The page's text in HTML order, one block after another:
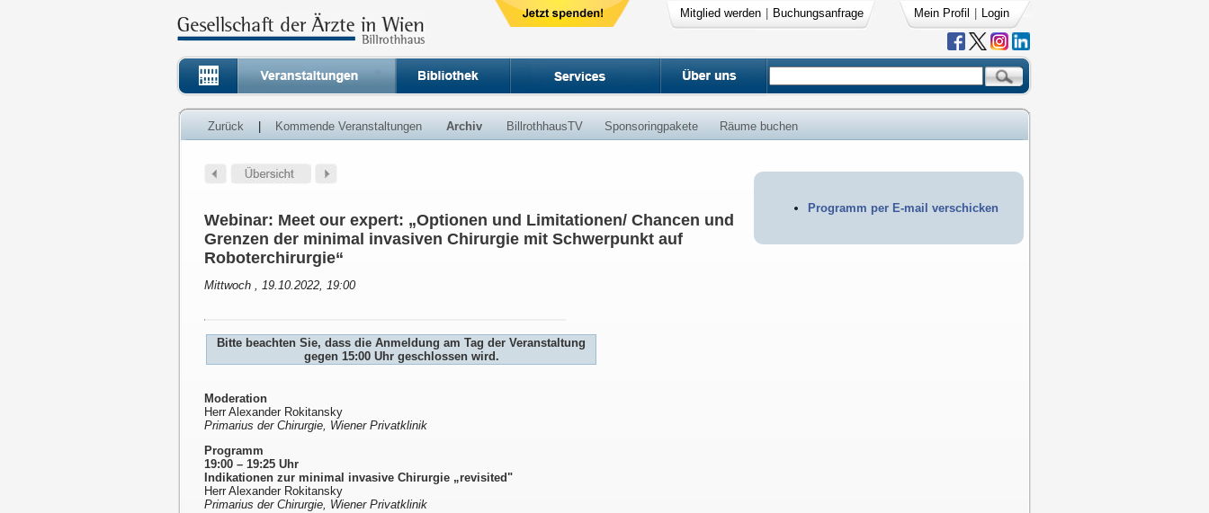
Mitglied werden Buchungsanfrage Mein Profil Login
Zurück Kommende Veranstaltungen Archiv BillrothhausTV Sponsoringpakete Räume buchen
Programm per E-mail verschicken
Webinar: Meet our expert: „Optionen und Limitationen/ Chancen und
Grenzen der minimal invasiven Chirurgie mit Schwerpunkt auf
Roboterchirurgie“
Mittwoch , 19.10.2022, 19:00
Bitte beachten Sie, dass die Anmeldung am Tag der Veranstaltung
gegen 15:00 Uhr geschlossen wird.
Moderation
Herr Alexander Rokitansky
Primarius der Chirurgie, Wiener Privatklinik
Programm
19:00 – 19:25 Uhr
Indikationen zur minimal invasive Chirurgie „revisited"
Herr Alexander Rokitansky
Primarius der Chirurgie, Wiener Privatklinik